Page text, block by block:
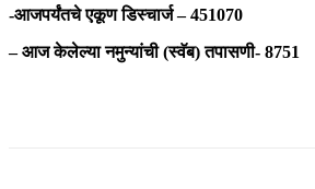
-आजपर्यंतचे एकूण डिस्चार्ज – 451070
– आज केलेल्या नमुन्यांची (स्वॅब) तपासणी- 8751